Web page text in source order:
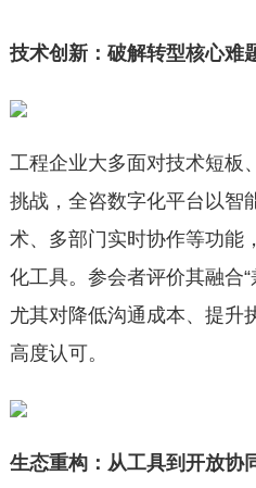
技术创新：破解转型核心难
工程企业大多面对技术短板
挑战，全咨数字化平台以智
术、多部门实时协作等功能
化工具。参会者评价其融合“
尤其对降低沟通成本、提升
高度认可。
生态重构：从工具到开放协